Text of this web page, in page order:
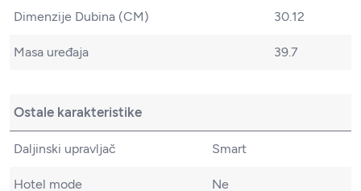
Dimenzije Dubina (CM) 30.12
Masa uređaja 39.7
Ostale karakteristike
Daljinski upravljač Smart
Hotel mode Ne